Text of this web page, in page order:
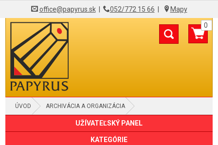
office@papyrus.sk| 052/772 15 66 Mapy
0
ÚVOD ARCHIVÁCIA A ORGANIZÁCIA
OBALY "L", "U" A SO ZIPSOMUŽÍVATEĽSKÝ PANEL
KATEGÓRIE